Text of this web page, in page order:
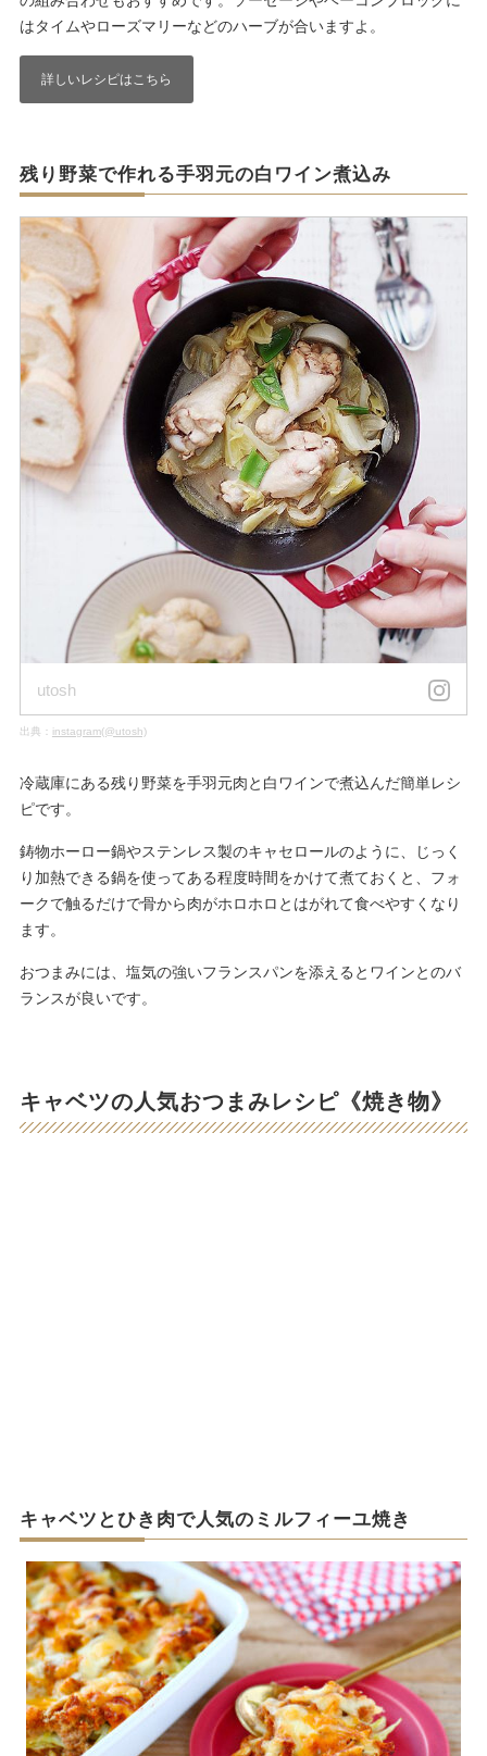
はタイムやローズマリーなどのハーブが合いますよ。
詳しいレシピはこちら
残り野菜で作れる手羽元の白ワイン煮込み
utosh
出典： instagram(@utosh)
冷蔵庫にある残り野菜を手羽元肉と白ワインで煮込んだ簡単レシ
ピです。
鋳物ホーロー鍋やステンレス製のキャセロールのように、じっく
り加熱できる鍋を使ってある程度時間をかけて煮ておくと、フォ
ークで触るだけで骨から肉がホロホロとはがれて食べやすくなり
ます。
おつまみには、塩気の強いフランスパンを添えるとワインとのバ
ランスが良いです。
キャベツの人気おつまみレシピ《焼き物》
キャベツとひき肉で人気のミルフィーユ焼き